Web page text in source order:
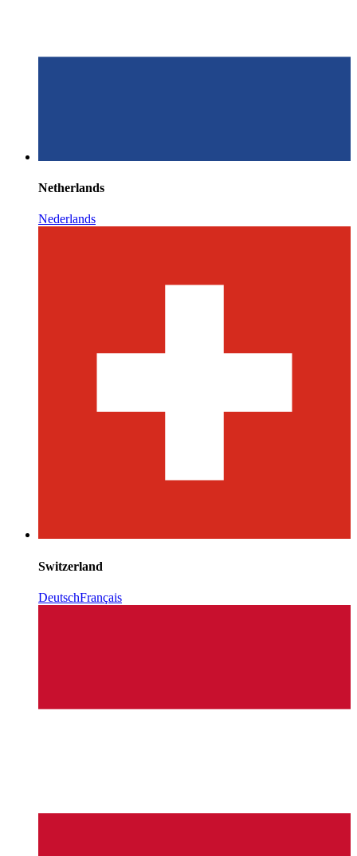
Netherlands
Nederlands
Switzerland
DeutschFrançais